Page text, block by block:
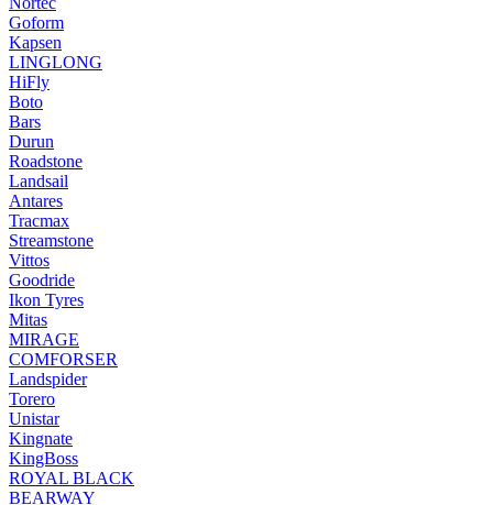
Goform
Kapsen
LINGLONG
HiFly
Boto
Bars
Durun
Roadstone
Landsail
Antares
Tracmax
Streamstone
Vittos
Goodride
Ikon Tyres
Mitas
MIRAGE
COMFORSER
Landspider
Torero
Unistar
Kingnate
KingBoss
ROYAL BLACK
BEARWAY